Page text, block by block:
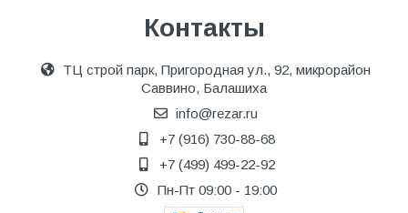
Контакты
ТЦ строй парк, Пригородная ул., 92, микрорайон
Саввино, Балашиха
info@rezar.ru
+7 (916) 730-88-68
+7 (499) 499-22-92
Пн-Пт 09:00 - 19:00